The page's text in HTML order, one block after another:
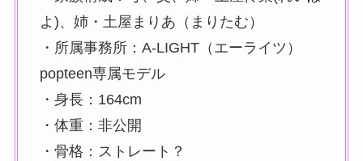
よ)、姉・土屋まりあ（まりたむ）
・所属事務所：A-LIGHT（エーライツ）
popteen専属モデル
・身長：164cm
・体重：非公開
・骨格：ストレート？